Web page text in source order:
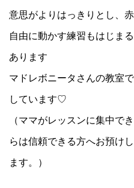
意思がよりはっきりとし、
自由に動かす練習もはじま
あります
マドレボニータさんの教室
しています♡
（ママがレッスンに集中で
らは信頼できる方へお預け
ます。）